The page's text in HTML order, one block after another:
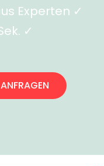
Experten ✓
✓